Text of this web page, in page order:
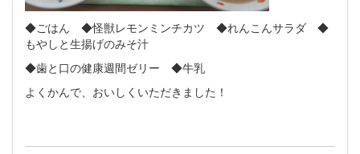
◆ごはん ◆怪獣レモンミンチカツ ◆れんこんサラダ ◆
もやしと生揚げのみそ汁
◆歯と口の健康週間ゼリー ◆牛乳
よくかんで、おいしくいただきました！